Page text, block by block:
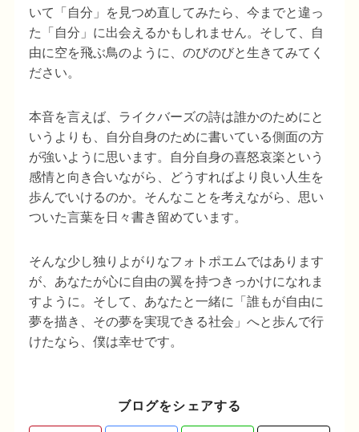
いて「自分」を見つめ直してみたら、今までと違っ
た「自分」に出会えるかもしれません。そして、自
由に空を飛ぶ鳥のように、のびのびと生きてみてく
ださい。
本音を言えば、ライクバーズの詩は誰かのためにと
いうよりも、自分自身のために書いている側面の方
が強いように思います。自分自身の喜怒哀楽という
感情と向き合いながら、どうすればより良い人生を
歩んでいけるのか。そんなことを考えながら、思い
ついた言葉を日々書き留めています。
そんな少し独りよがりなフォトポエムではあります
が、あなたが心に自由の翼を持つきっかけになれま
すように。そして、あなたと一緒に「誰もが自由に
夢を描き、その夢を実現できる社会」へと歩んで行
けたなら、僕は幸せです。
ブログをシェアする